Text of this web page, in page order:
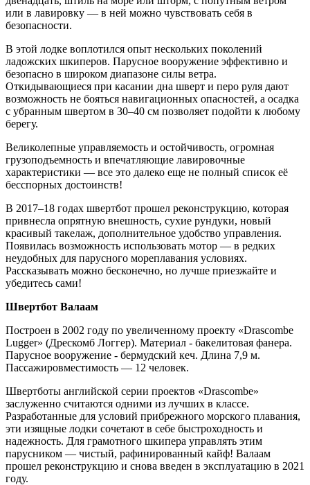
или в лавировку — в ней можно чувствовать себя в
безопасности.
В этой лодке воплотился опыт нескольких поколений
ладожских шкиперов. Парусное вооружение эффективно и
безопасно в широком диапазоне силы ветра.
Откидывающиеся при касании дна шверт и перо руля дают
возможность не бояться навигационных опасностей, а осадка
с убранным швертом в 30–40 см позволяет подойти к любому
берегу.
Великолепные управляемость и остойчивость, огромная
грузоподъемность и впечатляющие лавировочные
характеристики — все это далеко еще не полный список её
бесспорных достоинств!
В 2017–18 годах швертбот прошел реконструкцию, которая
привнесла опрятную внешность, сухие рундуки, новый
красивый такелаж, дополнительное удобство управления.
Появилась возможность использовать мотор — в редких
неудобных для парусного мореплавания условиях.
Рассказывать можно бесконечно, но лучше приезжайте и
убедитесь сами!
Швертбот Валаам
Построен в 2002 году по увеличенному проекту «Drascombe
Lugger» (Дрескомб Логгер). Материал - бакелитовая фанера.
Парусное вооружение - бермудский кеч. Длина 7,9 м.
Пассажировместимость — 12 человек.
Швертботы английской серии проектов «Drascombe»
заслуженно считаются одними из лучших в классе.
Разработанные для условий прибрежного морского плавания,
эти изящные лодки сочетают в себе быстроходность и
надежность. Для грамотного шкипера управлять этим
парусником — чистый, рафинированный кайф! Валаам
прошел реконструкцию и снова введен в эксплуатацию в 2021
году.